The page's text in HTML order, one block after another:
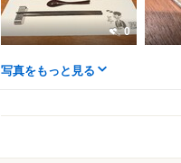
0
写真をもっと見る